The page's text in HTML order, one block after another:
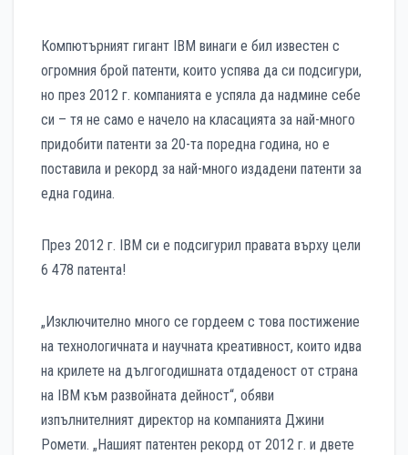
Компютърният гигант IBM винаги е бил известен с
огромния брой патенти, които успява да си подсигури,
но през 2012 г. компанията е успяла да надмине себе
си – тя не само е начело на класацията за най-много
придобити патенти за 20-та поредна година, но е
поставила и рекорд за най-много издадени патенти за
една година.
През 2012 г. IBM си е подсигурил правата върху цели
6 478 патента!
„Изключително много се гордеем с това постижение
на технологичната и научната креативност, които идва
на крилете на дългогодишната отдаденост от страна
на IBM към развойната дейност“, обяви
изпълнителният директор на компанията Джини
Ромети. „Нашият патентен рекорд от 2012 г. и двете